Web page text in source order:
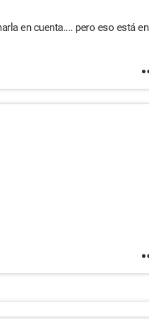
en cuenta.... pero eso está en